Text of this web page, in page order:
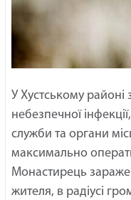
У Хустському
небезпечної
служби та органи
максимально
Монастирець
жителя, в радіусі